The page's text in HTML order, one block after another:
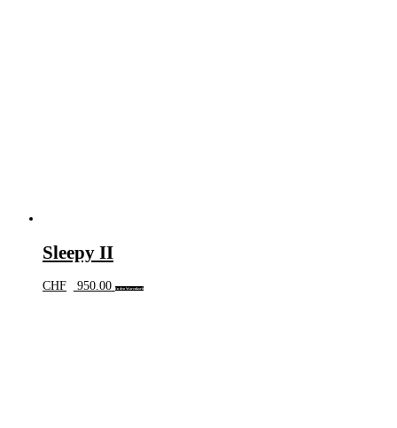
Sleepy II
CHF 950.00 In den Warenkorb